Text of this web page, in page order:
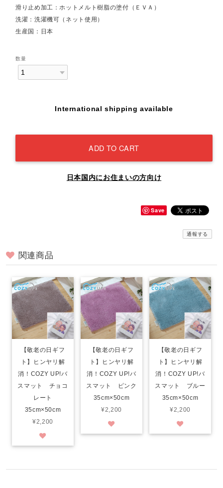
滑り止め加工：ホットメルト樹脂の塗付（ＥＶＡ）
洗濯：洗濯機可（ネット使用）
生産国：日本
数量
International shipping available
ADD TO CART
日本国内にお住まいの方向け
Save
通報する
関連商品
【敬老の日ギフ
ト】ヒンヤリ解
消！COZY UP!バ
スマット チョコ
レート
35cm×50cm
¥2,200
【敬老の日ギフ
ト】ヒンヤリ解
消！COZY UP!バ
スマット ピンク
35cm×50cm
¥2,200
【敬老の日ギフ
ト】ヒンヤリ解
消！COZY UP!バ
スマット ブルー
35cm×50cm
¥2,200